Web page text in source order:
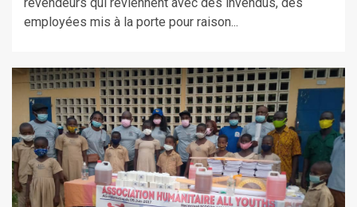
employées mis à la porte pour raison...